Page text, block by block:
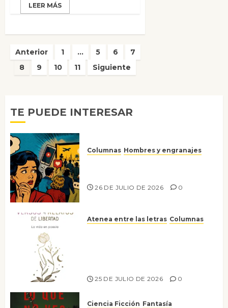
LEER MÁS
Paginación
de
Anterior 1 … 5 6
7
8
9 10 11 Siguiente
TE PUEDE INTERESAR
Columnas Hombres y engranajes
26 DE JULIO DE 2026 0
Atenea entre las letras Columnas
25 DE JULIO DE 2026 0
Ciencia Ficción Fantasía